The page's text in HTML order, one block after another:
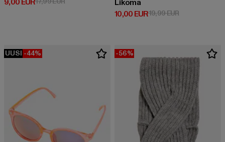
Likoma
10,00 EUR
Ajankohtainen hinta: 10,00 EUR
19,99 EUR
UUSI -44% -56%